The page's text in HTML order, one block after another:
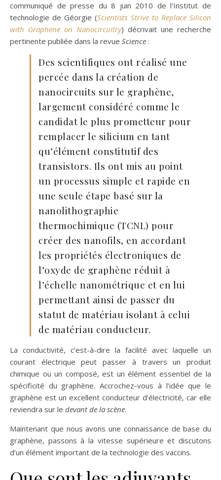
communiqué de presse du 8 juin 2010 de l’Institut de
technologie de Géorgie (Scientists Strive to Replace Silicon
with Graphene on Nanocircuitry) décrivait une recherche
pertinente publiée dans la revue Science :
Des scientifiques ont réalisé une
percée dans la création de
nanocircuits sur le graphène,
largement considéré comme le
candidat le plus prometteur pour
remplacer le silicium en tant
qu’élément constitutif des
transistors. Ils ont mis au point
un processus simple et rapide en
une seule étape basé sur la
nanolithographie
thermochimique (TCNL) pour
créer des nanofils, en accordant
les propriétés électroniques de
l’oxyde de graphène réduit à
l’échelle nanométrique et en lui
permettant ainsi de passer du
statut de matériau isolant à celui
de matériau conducteur.
La conductivité, c’est-à-dire la facilité avec laquelle un
courant électrique peut passer à travers un produit
chimique ou un composé, est un élément essentiel de la
spécificité du graphène. Accrochez-vous à l’idée que le
graphène est un excellent conducteur d’électricité, car elle
reviendra sur le devant de la scène.
Maintenant que nous avons une connaissance de base du
graphène, passons à la vitesse supérieure et discutons
d’un élément important de la technologie des vaccins.